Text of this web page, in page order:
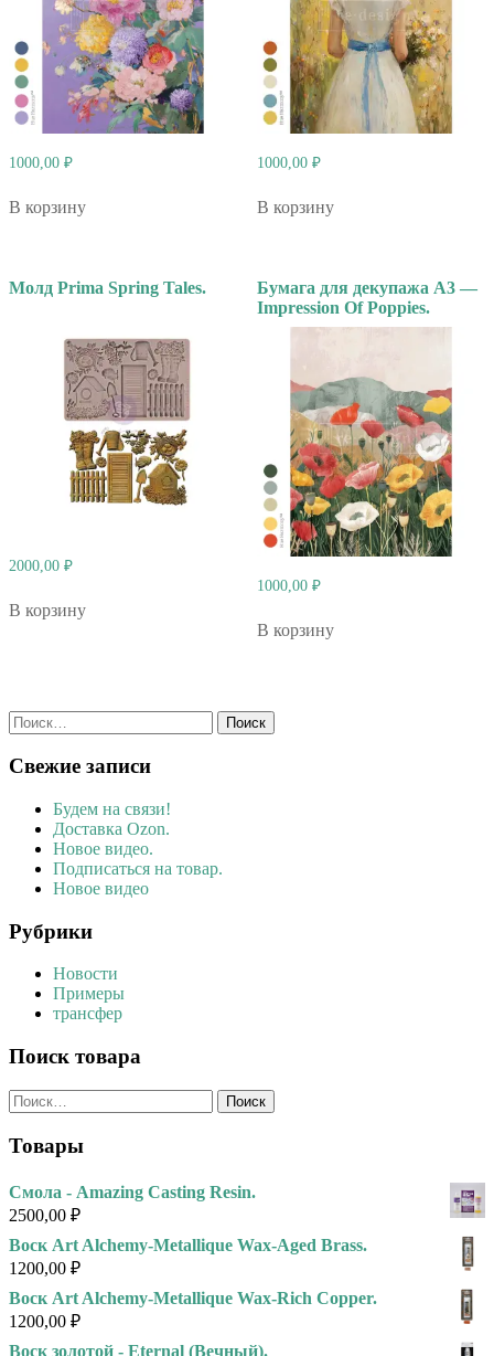
1000,00 ₽
В корзину
1000,00 ₽
В корзину
Молд Prima Spring Tales.
2000,00 ₽
В корзину
Бумага для декупажа А3 —
Impression Of Poppies.
1000,00 ₽
В корзину
Найти:
Свежие записи
Будем на связи!
Доставка Ozon.
Новое видео.
Подписаться на товар.
Новое видео
Рубрики
Новости
Примеры
трансфер
Поиск товара
Найти:
Товары
Смола - Amazing Casting Resin.
2500,00 ₽
Воск Art Alchemy-Metallique Wax-Aged Brass.
1200,00 ₽
Воск Art Alchemy-Metallique Wax-Rich Copper.
1200,00 ₽
Воск золотой - Eternal (Вечный).